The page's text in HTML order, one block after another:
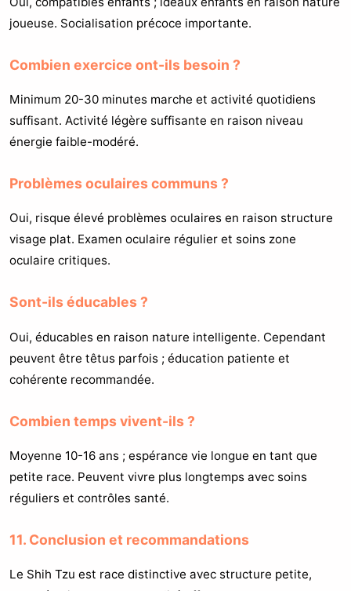
joueuse. Socialisation précoce importante.
Combien exercice ont-ils besoin ?
Minimum 20-30 minutes marche et activité quotidiens
suffisant. Activité légère suffisante en raison niveau
énergie faible-modéré.
Problèmes oculaires communs ?
Oui, risque élevé problèmes oculaires en raison structure
visage plat. Examen oculaire régulier et soins zone
oculaire critiques.
Sont-ils éducables ?
Oui, éducables en raison nature intelligente. Cependant
peuvent être têtus parfois ; éducation patiente et
cohérente recommandée.
Combien temps vivent-ils ?
Moyenne 10-16 ans ; espérance vie longue en tant que
petite race. Peuvent vivre plus longtemps avec soins
réguliers et contrôles santé.
11. Conclusion et recommandations
Le Shih Tzu est race distinctive avec structure petite,